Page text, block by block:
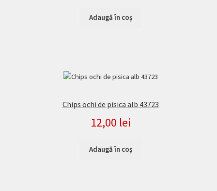
Adaugă în coș
Chips ochi de pisica alb 43723
12,00 lei
Adaugă în coș